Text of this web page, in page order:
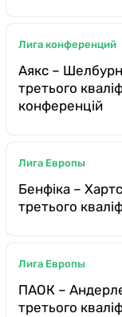
Лига конференций
Аякс –
третього
конференцій
Лига Европы
Бенфіка –
третього
Лига Европы
ПАОК –
третього